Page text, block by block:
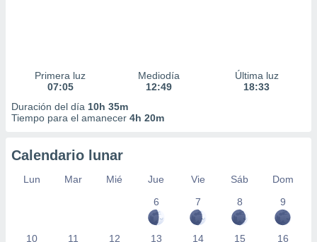
Primera luz
07:05
Mediodía
12:49
Última luz
18:33
Duración del día 10h 35m
Tiempo para el amanecer 4h 20m
Calendario lunar
Lun Mar Mié Jue Vie Sáb
Dom
6
7 8 9
10 11 12 13 14 15 16